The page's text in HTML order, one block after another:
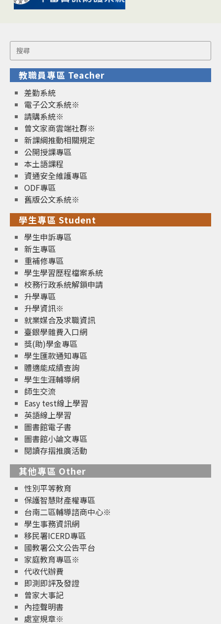
Search
for:
教職員專區 Teacher
差勤系統
電子公文系統※
請購系統※
曾文家商雲端社群※
新課綱推動相關規定
公開授課專區
本土語課程
資通安全維護專區
ODF專區
舊版公文系統※
學生專區 Student
學生申訴專區
新生專區
重補修專區
學生學習歷程檔案系統
校務行政系統解鎖申請
升學專區
升學資訊※
就業媒合及求職資訊
臺銀學雜費入口網
獎(助)學金專區
學生匯款通知專區
體適能成績查詢
學生生涯輔導網
師生交流
Easy test線上學習
英語線上學習
圖書館電子書
圖書館小論文專區
閱讀存摺推廣活動
其他專區 Other
性別平等教育
保護智慧財產權專區
台南二區輔導諮商中心※
學生事務資訊網
移民署ICERD專區
國教署公文公告平台
家庭教育專區※
代收代辦費
即測即評及發證
曾家大事記
內控聲明書
處室規章※